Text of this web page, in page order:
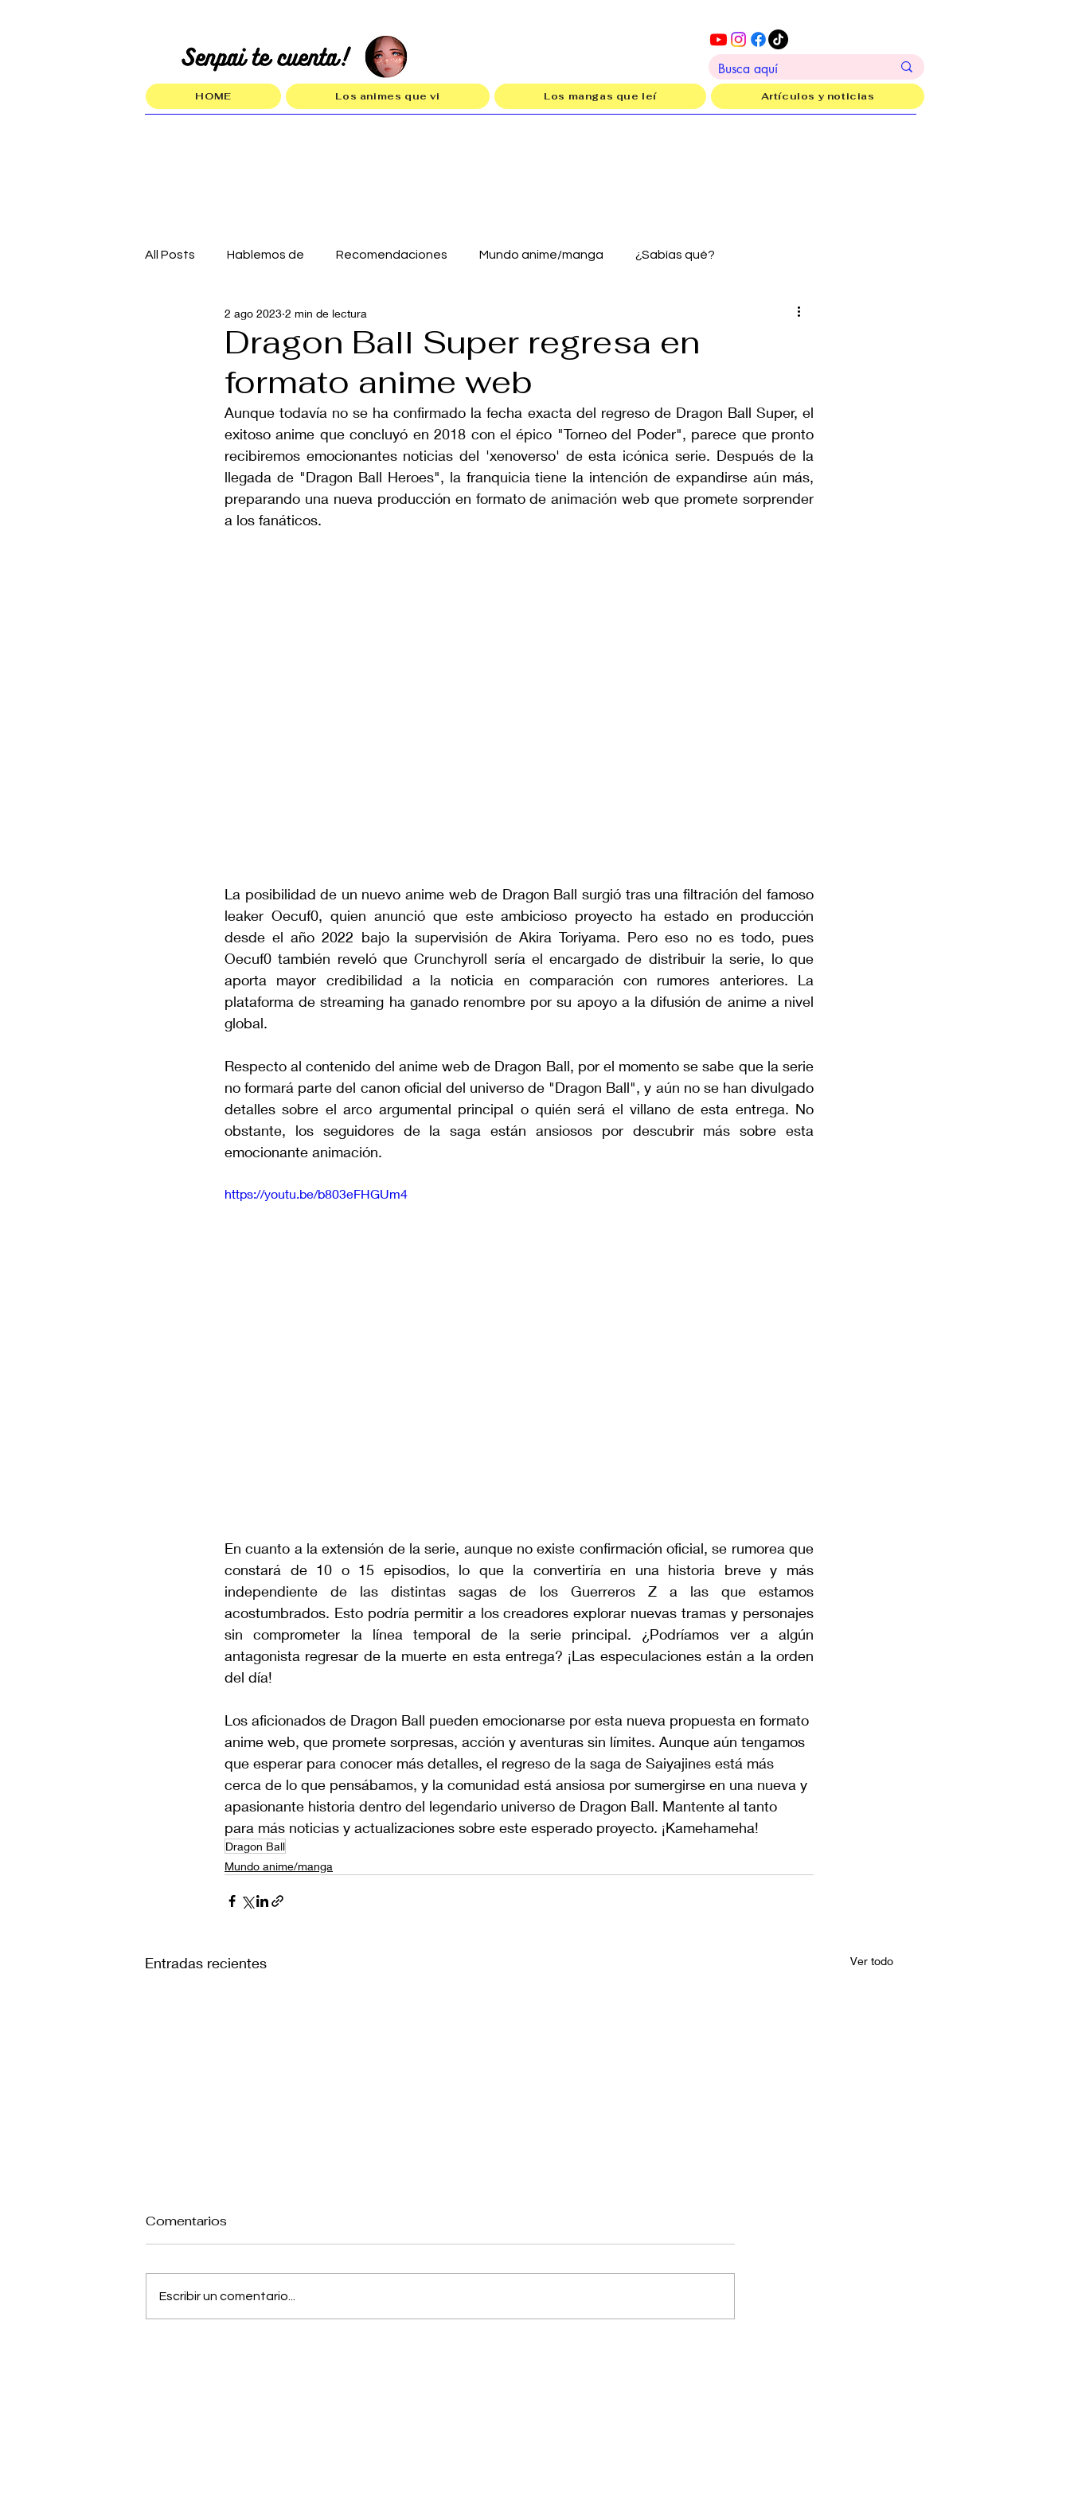
HOME Los animes que vi Los mangas que leí Artículos y noticias
All Posts Hablemos de Recomendaciones Mundo anime/manga ¿Sabías qué?
Dragon Ball Super regresa en
formato anime web
2 ago 2023 2 min de lectura
Aunque todavía no se ha confirmado la fecha exacta del regreso de Dragon Ball Super, el
exitoso anime que concluyó en 2018 con el épico "Torneo del Poder", parece que pronto
recibiremos emocionantes noticias del 'xenoverso' de esta icónica serie. Después de la
llegada de "Dragon Ball Heroes", la franquicia tiene la intención de expandirse aún más,
preparando una nueva producción en formato de animación web que promete sorprender
a los fanáticos.
La posibilidad de un nuevo anime web de Dragon Ball surgió tras una filtración del famoso
leaker Oecuf0, quien anunció que este ambicioso proyecto ha estado en producción
desde el año 2022 bajo la supervisión de Akira Toriyama. Pero eso no es todo, pues
Oecuf0 también reveló que Crunchyroll sería el encargado de distribuir la serie, lo que
aporta mayor credibilidad a la noticia en comparación con rumores anteriores. La
plataforma de streaming ha ganado renombre por su apoyo a la difusión de anime a nivel
global.
Respecto al contenido del anime web de Dragon Ball, por el momento se sabe que la serie
no formará parte del canon oficial del universo de "Dragon Ball", y aún no se han divulgado
detalles sobre el arco argumental principal o quién será el villano de esta entrega. No
obstante, los seguidores de la saga están ansiosos por descubrir más sobre esta
emocionante animación.
https://youtu.be/b803eFHGUm4
En cuanto a la extensión de la serie, aunque no existe confirmación oficial, se rumorea que
constará de 10 o 15 episodios, lo que la convertiría en una historia breve y más
independiente de las distintas sagas de los Guerreros Z a las que estamos
acostumbrados. Esto podría permitir a los creadores explorar nuevas tramas y personajes
sin comprometer la línea temporal de la serie principal. ¿Podríamos ver a algún
antagonista regresar de la muerte en esta entrega? ¡Las especulaciones están a la orden
del día!
Los aficionados de Dragon Ball pueden emocionarse por esta nueva propuesta en formato
anime web, que promete sorpresas, acción y aventuras sin límites. Aunque aún tengamos
que esperar para conocer más detalles, el regreso de la saga de Saiyajines está más
cerca de lo que pensábamos, y la comunidad está ansiosa por sumergirse en una nueva y
apasionante historia dentro del legendario universo de Dragon Ball. Mantente al tanto
para más noticias y actualizaciones sobre este esperado proyecto. ¡Kamehameha!
Dragon Ball
Mundo anime/manga
Entradas recientes Ver todo
Comentarios
Escribir un comentario...